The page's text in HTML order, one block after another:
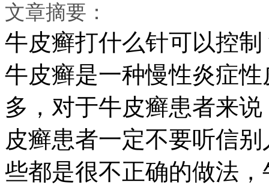
文章摘要：
牛皮癣打什么针可以控
牛皮癣是一种慢性炎症
多，对于牛皮癣患者来
皮癣患者一定不要听信
些都是很不正确的做法